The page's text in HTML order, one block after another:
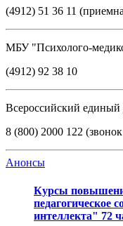
(4912) 51 36 11
МБУ "Психолого-
(4912) 92 38 10
Всероссийский единый
8 (800) 2000 122
Анонсы
Курсы
педагогическое
интеллекта" 72